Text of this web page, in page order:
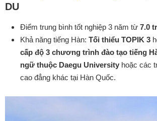
DU
Điểm trung bình tốt nghiệp 3 năm từ 7.0
Khả năng tiếng Hàn: Tối thiểu TOPIK 3
cấp độ 3 chương trình đào tạo tiếng
ngữ thuộc Daegu University hoặc các
cao đẳng khác tại Hàn Quốc.